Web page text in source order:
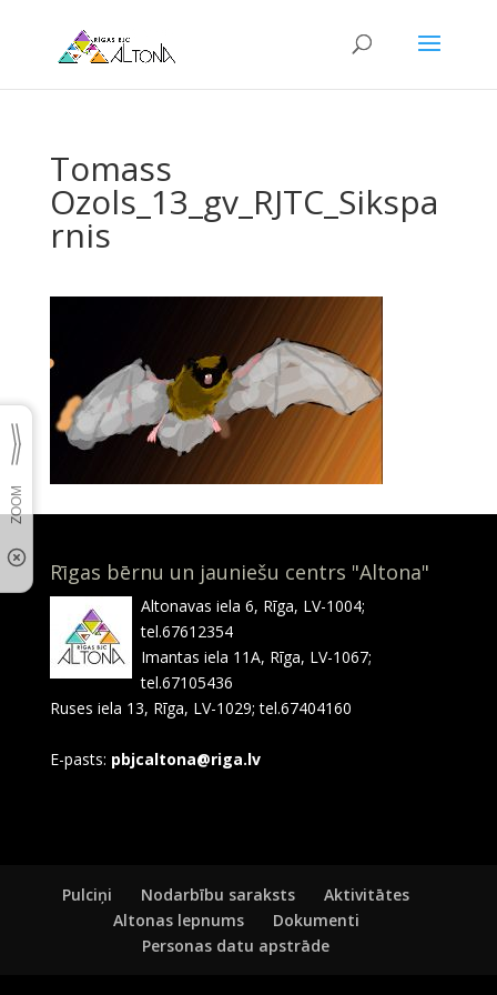
Tomass
Ozols_13_gv_RJTC_Sikspa
rnis
Rīgas bērnu un jauniešu centrs "Altona"
Altonavas iela 6, Rīga, LV-1004;
tel.67612354
Imantas iela 11A, Rīga, LV-1067;
tel.67105436
Ruses iela 13, Rīga, LV-1029; tel.67404160
E-pasts: pbjcaltona@riga.lv
Pulciņi Nodarbību saraksts
Aktivitātes
Altonas lepnums
Dokumenti
Personas datu apstrāde